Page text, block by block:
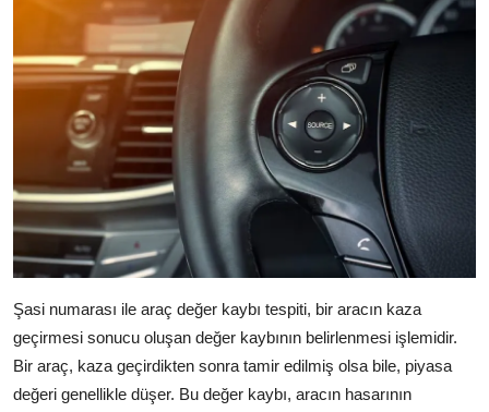
Şasi numarası ile araç değer kaybı tespiti, bir aracın kaza
geçirmesi sonucu oluşan değer kaybının belirlenmesi işlemidir.
Bir araç, kaza geçirdikten sonra tamir edilmiş olsa bile, piyasa
değeri genellikle düşer. Bu değer kaybı, aracın hasarının